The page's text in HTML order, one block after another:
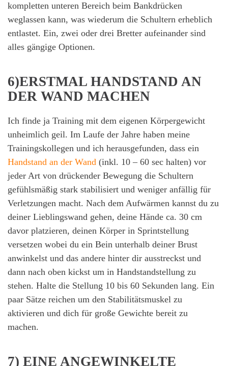
kompletten unteren Bereich beim Bankdrücken
weglassen kann, was wiederum die Schultern erheblich
entlastet. Ein, zwei oder drei Bretter aufeinander sind
alles gängige Optionen.
6)ERSTMAL HANDSTAND AN
DER WAND MACHEN
Ich finde ja Training mit dem eigenen Körpergewicht
unheimlich geil. Im Laufe der Jahre haben meine
Trainingskollegen und ich herausgefunden, dass ein
Handstand an der Wand (inkl. 10 – 60 sec halten) vor
jeder Art von drückender Bewegung die Schultern
gefühlsmäßig stark stabilisiert und weniger anfällig für
Verletzungen macht. Nach dem Aufwärmen kannst du zu
deiner Lieblingswand gehen, deine Hände ca. 30 cm
davor platzieren, deinen Körper in Sprintstellung
versetzen wobei du ein Bein unterhalb deiner Brust
anwinkelst und das andere hinter dir ausstreckst und
dann nach oben kickst um in Handstandstellung zu
stehen. Halte die Stellung 10 bis 60 Sekunden lang. Ein
paar Sätze reichen um den Stabilitätsmuskel zu
aktivieren und dich für große Gewichte bereit zu
machen.
7) EINE ANGEWINKELTE